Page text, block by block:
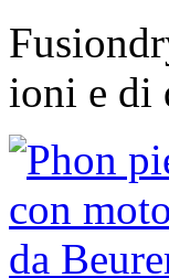
ioni e di